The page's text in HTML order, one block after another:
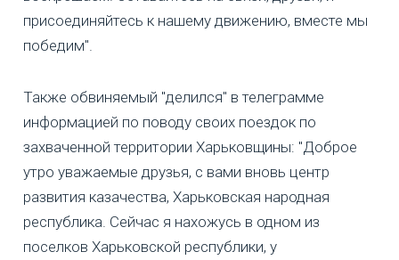
присоединяйтесь к нашему движению, вместе мы
победим".
Также обвиняемый "делился" в телеграмме
информацией по поводу своих поездок по
захваченной территории Харьковщины: "Доброе
утро уважаемые друзья, с вами вновь центр
развития казачества, Харьковская народная
республика. Сейчас я нахожусь в одном из
поселков Харьковской республики, у